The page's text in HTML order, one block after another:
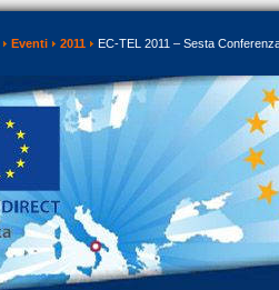
Eventi 2011 EC-TEL 2011 – Sesta